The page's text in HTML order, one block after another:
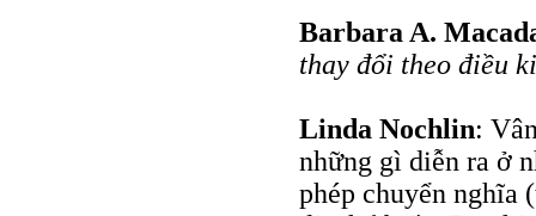
Barbara A.
thay đổi theo điều
Linda Nochlin:
những gì diễn ra ở
phép chuyển nghĩa